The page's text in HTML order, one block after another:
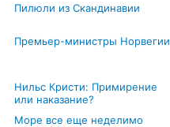
Пилюли из Скандинавии
Премьер-министры Норвегии
Нильс Кристи: Примирение
или наказание?
Море все еще неделимо